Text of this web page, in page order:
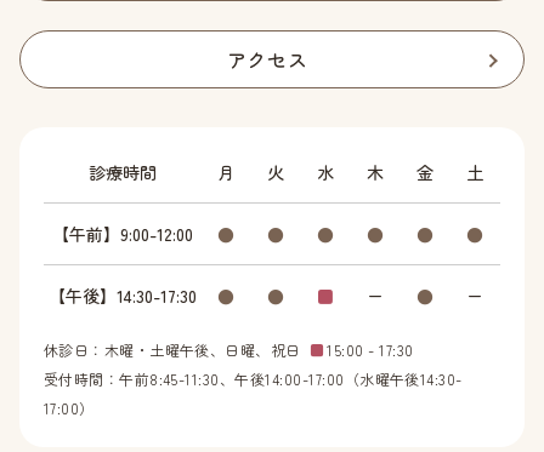
アクセス
診療時間 月 火 水 木 金 土
【午前】9:00-12:00 ● ● ● ● ● ●
【午後】14:30-17:30 ● ● ■ ー ● ー
休診日：木曜・土曜午後、日曜、祝日 ■15:00 - 17:30
受付時間：午前8:45-11:30、午後14:00-17:00（水曜午後14:30-
17:00）